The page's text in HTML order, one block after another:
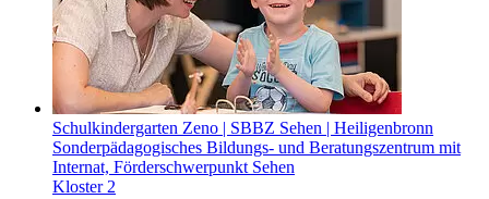
Schulkindergarten Zeno | SBBZ Sehen | Heiligenbronn
Sonderpädagogisches Bildungs- und Beratungszentrum mit
Internat, Förderschwerpunkt Sehen
Kloster 2